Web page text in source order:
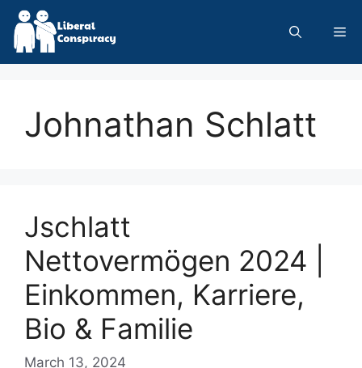
Skip
content
Johnathan Schlatt
Jschlatt
Nettovermögen 2024 |
Einkommen, Karriere,
Bio & Familie
March 13, 2024